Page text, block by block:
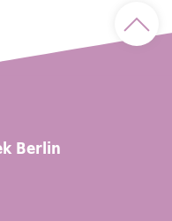
Berlin